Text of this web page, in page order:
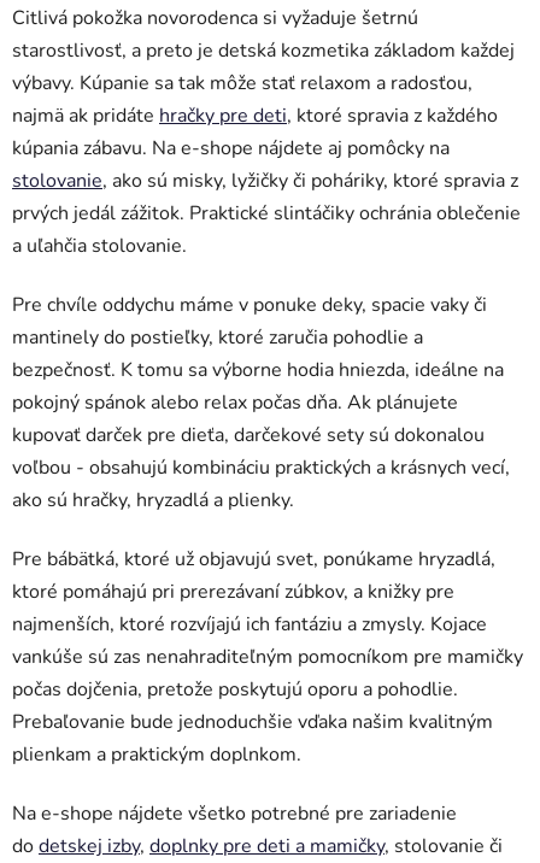
y
v
ý
p
i
s
u
Citlivá pokožka novorodenca si vyžaduje šetrnú
starostlivosť, a preto je detská kozmetika základom každej
výbavy. Kúpanie sa tak môže stať relaxom a radosťou,
najmä ak pridáte hračky pre deti, ktoré spravia z každého
kúpania zábavu. Na e-shope nájdete aj pomôcky na
stolovanie, ako sú misky, lyžičky či poháriky, ktoré spravia z
prvých jedál zážitok. Praktické slintáčiky ochránia oblečenie
a uľahčia stolovanie.
Pre chvíle oddychu máme v ponuke deky, spacie vaky či
mantinely do postieľky, ktoré zaručia pohodlie a
bezpečnosť. K tomu sa výborne hodia hniezda, ideálne na
pokojný spánok alebo relax počas dňa. Ak plánujete
kupovať darček pre dieťa, darčekové sety sú dokonalou
voľbou - obsahujú kombináciu praktických a krásnych vecí,
ako sú hračky, hryzadlá a plienky.
Pre bábätká, ktoré už objavujú svet, ponúkame hryzadlá,
ktoré pomáhajú pri prerezávaní zúbkov, a knižky pre
najmenších, ktoré rozvíjajú ich fantáziu a zmysly. Kojace
vankúše sú zas nenahraditeľným pomocníkom pre mamičky
počas dojčenia, pretože poskytujú oporu a pohodlie.
Prebaľovanie bude jednoduchšie vďaka našim kvalitným
plienkam a praktickým doplnkom.
Na e-shope nájdete všetko potrebné pre zariadenie
dodetskej izby, doplnky pre deti a mamičky, stolovanie či